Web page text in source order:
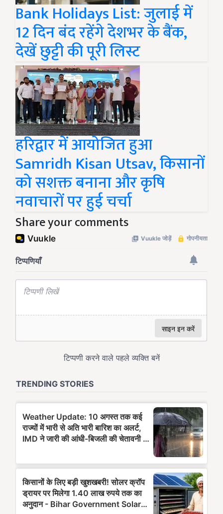
Bank Holidays List: जुलाई में
12 दिन बंद रहेंगे देशभर के बैंक,
देखें छुट्टी की पूरी लिस्ट
हरिद्वार में आयोजित हुआ
Samridh Kisan Utsav, किसानों
को सशक्त बनाना और कृषि
नवाचारों पर हुई चर्चा
Share your comments